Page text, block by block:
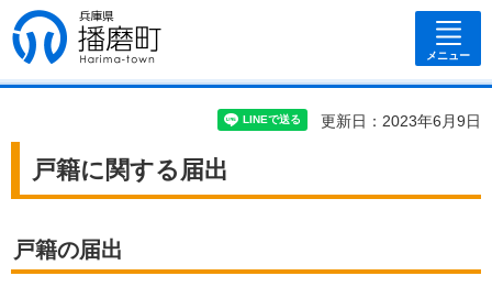
兵庫県 播磨
町
メニュー
更新日：2023年6月9日
戸籍に関する届出
戸籍の届出